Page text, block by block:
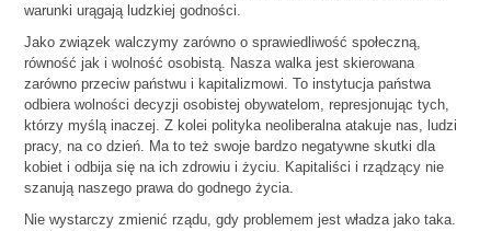
warunki urągają ludzkiej godności.
Jako związek walczymy zarówno o sprawiedliwość społeczną,
równość jak i wolność osobistą. Nasza walka jest skierowana
zarówno przeciw państwu i kapitalizmowi. To instytucja państwa
odbiera wolności decyzji osobistej obywatelom, represjonując tych,
którzy myślą inaczej. Z kolei polityka neoliberalna atakuje nas, ludzi
pracy, na co dzień. Ma to też swoje bardzo negatywne skutki dla
kobiet i odbija się na ich zdrowiu i życiu. Kapitaliści i rządzący nie
szanują naszego prawa do godnego życia.
Nie wystarczy zmienić rządu, gdy problemem jest władza jako taka.